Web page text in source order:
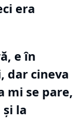
era
e în
dar cineva
mi se pare,
la